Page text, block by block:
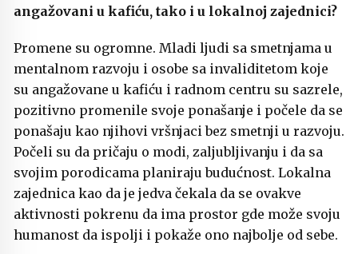
angažovani u kafiću, tako i u lokalnoj zajednici?
Promene su ogromne. Mladi ljudi sa smetnjama u
mentalnom razvoju i osobe sa invaliditetom koje
su angažovane u kafiću i radnom centru su sazrele,
pozitivno promenile svoje ponašanje i počele da se
ponašaju kao njihovi vršnjaci bez smetnji u razvoju.
Počeli su da pričaju o modi, zaljubljivanju i da sa
svojim porodicama planiraju budućnost. Lokalna
zajednica kao da je jedva čekala da se ovakve
aktivnosti pokrenu da ima prostor gde može svoju
humanost da ispolji i pokaže ono najbolje od sebe.